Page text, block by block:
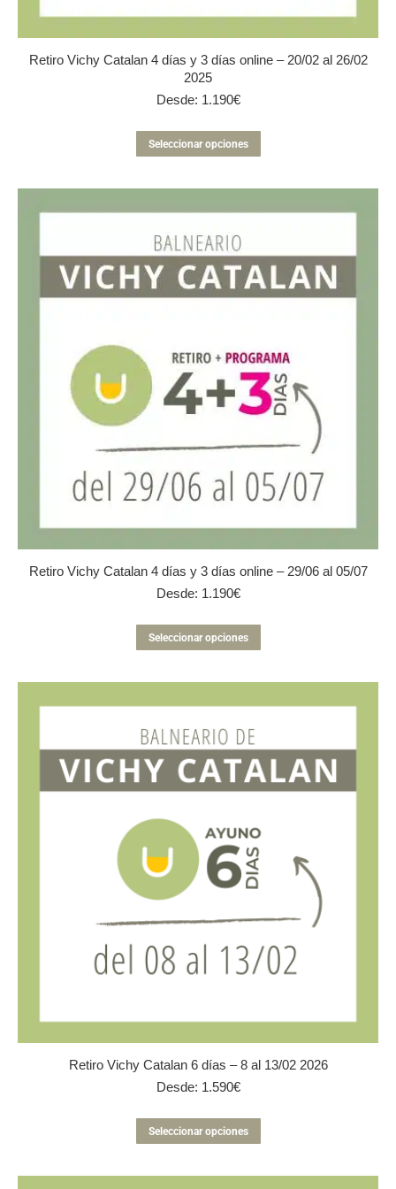
Retiro Vichy Catalan 4 días y 3 días online – 20/02 al 26/02
2025
Desde: 1.190€
Seleccionar opciones
producto
múltiples
variantes.
se
pueden
elegir
página
de
producto
Retiro Vichy Catalan 4 días y 3 días online – 29/06 al 05/07
Desde: 1.190€
Seleccionar opciones
producto
múltiples
variantes.
se
pueden
elegir
la
producto
Retiro Vichy Catalan 6 días – 8 al 13/02 2026
Desde: 1.590€
Seleccionar opciones
producto
múltiples